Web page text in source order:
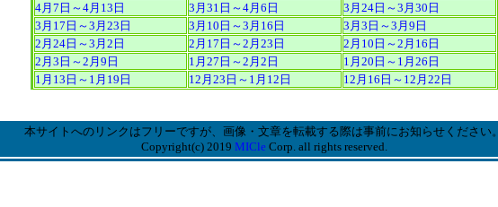
4月7日～4月13日
3月31日～4月6日
3月24日～3月30日
3月17日～3月23日
3月10日～3月16日
3月3日～3月9日
2月24日～3月2日
2月17日～2月23日
2月10日～2月16日
2月3日～2月9日
1月27日～2月2日
1月20日～1月26日
1月13日～1月19日
12月23日～1月12日 12月16日～12月22日
本サイトへのリンクはフリーですが、画像・文章を転載する際は事前にお知らせください。
Copyright(c) 2019 MICle Corp. all rights reserved.